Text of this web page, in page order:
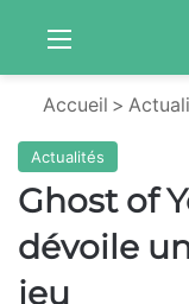
Menu
Accueil >
Actualités
Ghost of
dévoile
jeu